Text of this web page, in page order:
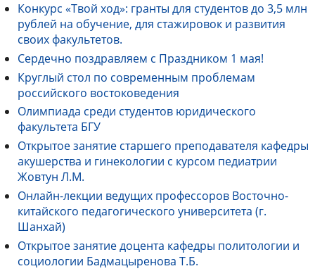
Конкурс «Твой ход»: гранты для студентов до 3,5 млн
рублей на обучение, для стажировок и развития
своих факультетов.
Сердечно поздравляем с Праздником 1 мая!
Круглый стол по современным проблемам
российского востоковедения
Олимпиада среди студентов юридического
факультета БГУ
Открытое занятие старшего преподавателя кафедры
акушерства и гинекологии с курсом педиатрии
Жовтун Л.М.
Онлайн-лекции ведущих профессоров Восточно-
китайского педагогического университета (г.
Шанхай)
Открытое занятие доцента кафедры политологии и
социологии Бадмацыренова Т.Б.